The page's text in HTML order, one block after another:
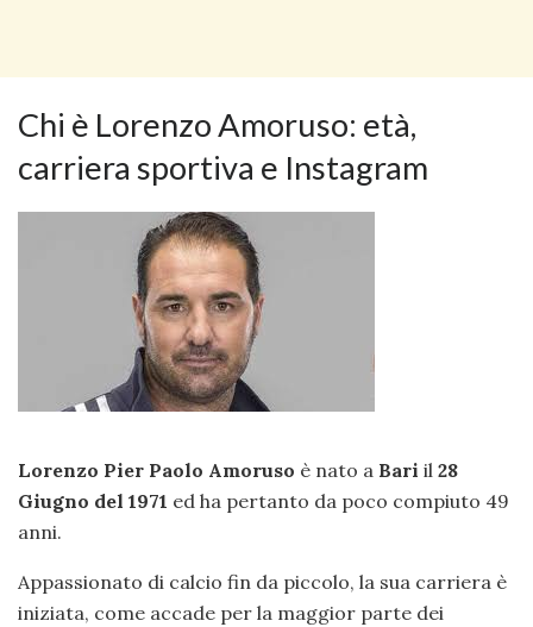
Chi è Lorenzo Amoruso: età,
carriera sportiva e Instagram
Lorenzo Pier Paolo Amoruso è nato a Bari il 28
Giugno del 1971 ed ha pertanto da poco compiuto 49
anni.
Appassionato di calcio fin da piccolo, la sua carriera è
iniziata, come accade per la maggior parte dei